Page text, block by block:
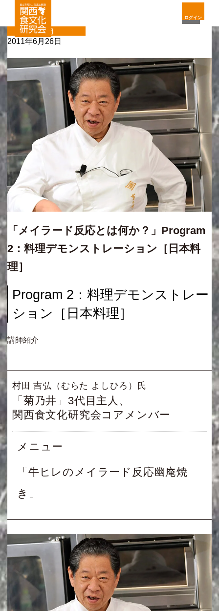
ログイン
定期
2011年6月26日
「メイラード反応とは何か？」Program
2：料理デモンストレーション［日本料
理］
Program 2：料理デモンストレー
ション［日本料理］
講師紹介
村田 吉弘（むらた よしひろ）氏
「菊乃井」3代目主人、
関西食文化研究会コアメンバー
メニュー
「牛ヒレのメイラード反応幽庵焼
き」